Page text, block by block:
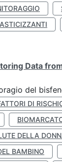
Data
del
DI
DELLA
BAMBINO